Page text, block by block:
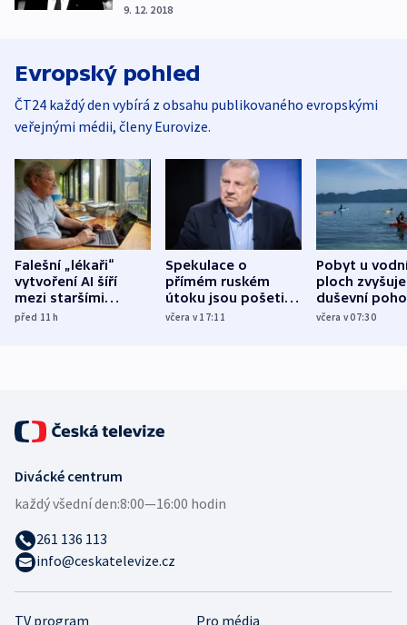
9. 12. 2018
Evropský pohled
ČT24 každý den vybírá z obsahu publikovaného evropskými
veřejnými médii, členy Eurovize.
Falešní „lékaři“
vytvoření AI šíří
mezi staršími
Poláky nebezpečné
před 11h
Spekulace o
přímém ruském
útoku jsou pošetilé,
míní estonský
včera v 17:11
Pobyt u
ploch zvyšuje
duševní
ukázala
včera v 07:30
TV program Pro média
Divácké centrum
každý všední den:8:00—16:00 hodin
261 136 113
info@ceskatelevize.cz